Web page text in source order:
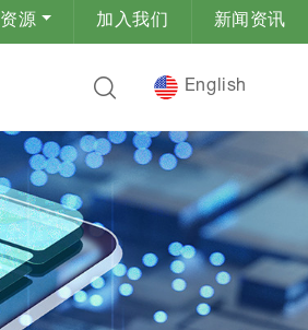
资源 加入我们 新闻资讯
English